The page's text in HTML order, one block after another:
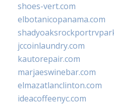
shoes-vert.com
elbotanicopanama.com
jccoinlaundry.com
kautorepair.com
marjaeswinebar.com
elmazatlanclinton.com
ideacoffeenyc.com